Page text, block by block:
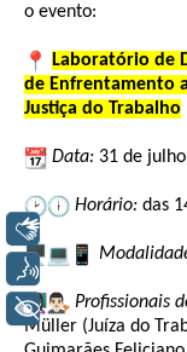
Comunicados
Campanhas
Galeria de Fotos
Fale com a
Logomarca
|
Jurisprudência
Consulta
o evento:
Laboratório de
de Enfrentamento
Justiça do Trabalho
Data: 31 de
Horário:das
Profissionais
Müller (Juíza do
Voz
+